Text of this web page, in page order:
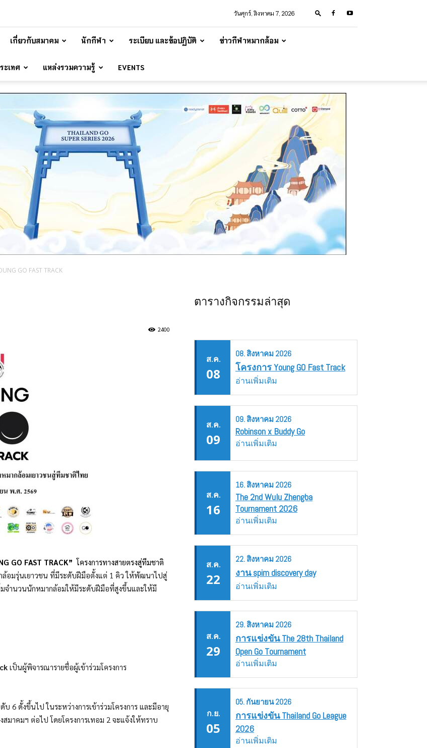
วันศุกร์, สิงหาคม 7, 2026
เกี่ยวกับสมาคม นักกีฬา ระเบียบ และข้อปฏิบัติ ข่าวกีฬาหมากล้อม
ะเทศ แหล่งรวมความรู้ EVENTS
GO FAST TRACK
2400
GO FAST TRACK” โครงการทางสายตรงสู่ทีมชาติ
อมรุ่นเยาวชน ที่มีระดับฝีมือตั้งแต่ 1 คิว ให้พัฒนาไปสู่
จำนวนนักหมากล้อมให้มีระดับฝีมือที่สูงขึ้นและให้มี
เป็นผู้พิจารณารายชื่อผู้เข้าร่วมโครงการ
6 ดั้งขึ้นไป ในระหว่างการเข้าร่วมโครงการ และมีอายุ
มาคมฯ ต่อไป โดยโครงการเทอม 2 จะแจ้งให้ทราบ
ตารางกิจกรรมล่าสุด
ส.ค.
08
08.สิงหาคม 2026
โครงการ Young GO Fast Track
อ่านเพิ่มเติม
ส.ค.
09
09.สิงหาคม 2026
Robinson x Buddy Go
อ่านเพิ่มเติม
ส.ค.
16
16.สิงหาคม 2026
The 2nd Wulu Zhengba
Tournament 2026
อ่านเพิ่มเติม
ส.ค.
22
22.สิงหาคม 2026
งาน spim discovery day
อ่านเพิ่มเติม
ส.ค.
29
29.สิงหาคม 2026
การแข่งขัน The 28th Thailand
Open Go Tournament
อ่านเพิ่มเติม
ก.ย.
05
05. กันยายน2026
การแข่งขัน Thailand Go League
2026
อ่านเพิ่มเติม